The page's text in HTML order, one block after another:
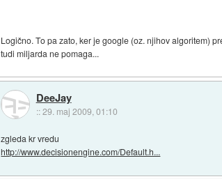
Logično. To pa zato, ker je google (oz. njihov algoritem)
tudi miljarda ne pomaga...
DeeJay
::29. maj 2009, 01:10
zgleda kr vredu
http://www.decisionengine.com/Default.h...